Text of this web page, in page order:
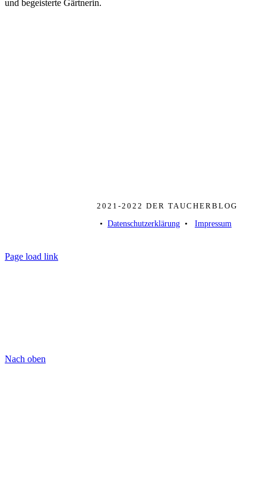
und begeisterte Gärtnerin.
2021-2022 DER TAUCHERBLOG
• ­Datenschutzerklärung ­ • ­Impressum
Page load link
Nach oben